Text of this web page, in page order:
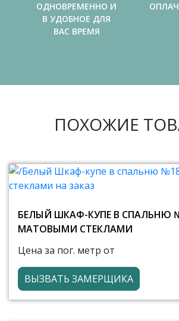
ОДНОВРЕМЕННО И
В УДОБНОЕ ДЛЯ
ВАС ВРЕМЯ
ПОХОЖИЕ
БЕЛЫЙ ШКАФ-КУПЕ В СПАЛЬНЮ
МАТОВЫМИ СТЕКЛАМИ
Цена за пог. метр от
ВЫЗВАТЬ ЗАМЕРЩИКА